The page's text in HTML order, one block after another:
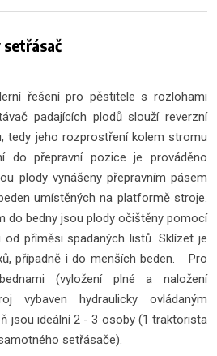
setřásač
řešení pro pěstitele s rozlohami
padajících plodů slouží reverzní
tedy jeho rozprostření kolem stromu
do přepravní pozice je prováděno
plody vynášeny přepravním pásem
umístěných na platformě stroje.
do bedny jsou plody očištěny pomocí
příměsi spadaných listů. Sklízet je
případně i do menších beden. Pro
(vyložení plné a naložení
vybaven hydraulicky ovládaným
jsou ideální 2 - 3 osoby (1 traktorista
setřásače).